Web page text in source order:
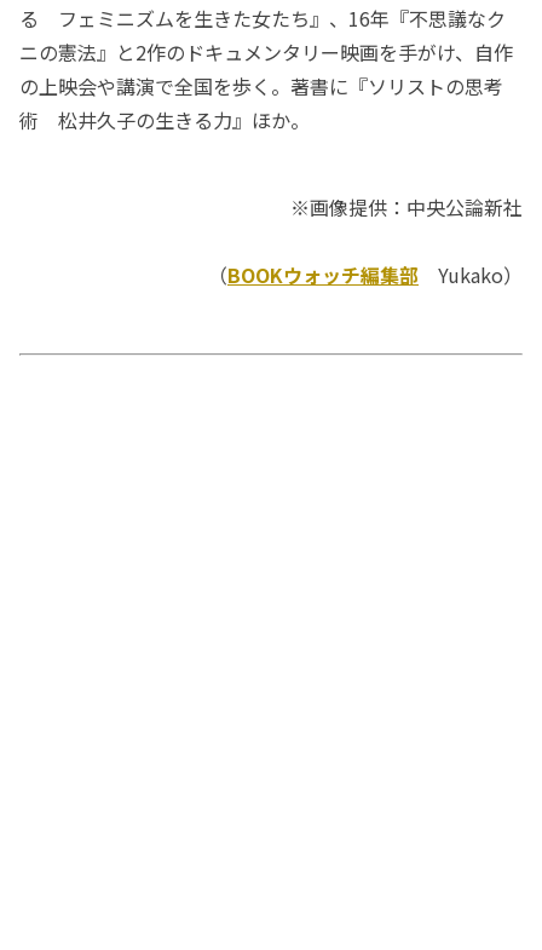
る フェミニズムを生きた女たち』、16年『不思議なク
ニの憲法』と2作のドキュメンタリー映画を手がけ、自作
の上映会や講演で全国を歩く。著書に『ソリストの思考
術 松井久子の生きる力』ほか。
※画像提供：中央公論新社
（BOOKウォッチ編集部 Yukako）